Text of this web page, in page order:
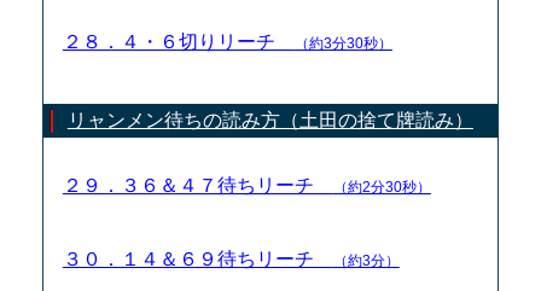
２８．４・６切りリーチ （約3分30秒）
リャンメン待ちの読み方（土田の捨て牌読み）
２９．３６＆４７待ちリーチ （約2分30秒）
３０．１４＆６９待ちリーチ （約3分）